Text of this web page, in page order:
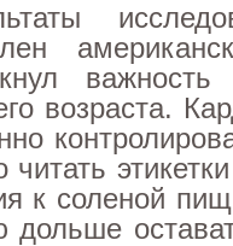
возраста.
к соленой
дольше